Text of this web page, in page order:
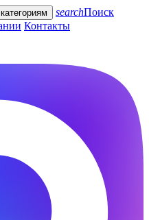
searchПоиск
Контакты